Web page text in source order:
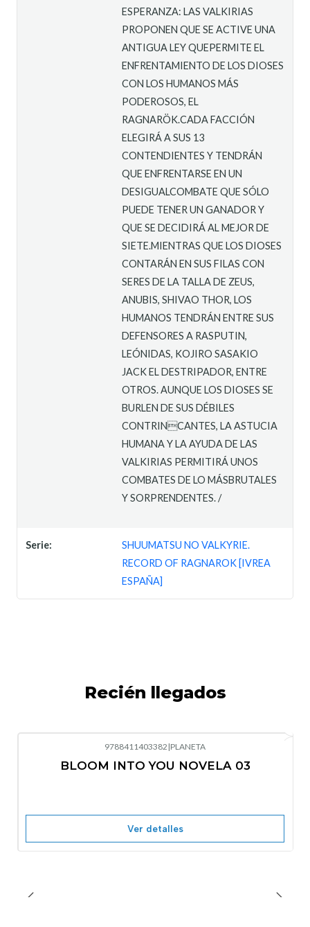
ESPERANZA: LAS VALKIRIAS
PROPONEN QUE SE ACTIVE UNA
ANTIGUA LEY QUEPERMITE EL
ENFRENTAMIENTO DE LOS DIOSES
CON LOS HUMANOS MÁS
PODEROSOS, EL
RAGNARÖK.CADA FACCIÓN
ELEGIRÁ A SUS 13
CONTENDIENTES Y TENDRÁN
QUE ENFRENTARSE EN UN
DESIGUALCOMBATE QUE SÓLO
PUEDE TENER UN GANADOR Y
QUE SE DECIDIRÁ AL MEJOR DE
SIETE.MIENTRAS QUE LOS DIOSES
CONTARÁN EN SUS FILAS CON
SERES DE LA TALLA DE ZEUS,
ANUBIS, SHIVAO THOR, LOS
HUMANOS TENDRÁN ENTRE SUS
DEFENSORES A RASPUTIN,
LEÓNIDAS, KOJIRO SASAKIO
JACK EL DESTRIPADOR, ENTRE
OTROS. AUNQUE LOS DIOSES SE
BURLEN DE SUS DÉBILES
CONTRINCANTES, LA ASTUCIA
HUMANA Y LA AYUDA DE LAS
VALKIRIAS PERMITIRÁ UNOS
COMBATES DE LO MÁSBRUTALES
Y SORPRENDENTES. /
Serie:
SHUUMATSU NO VALKYRIE.
RECORD OF RAGNAROK [IVREA
ESPAÑA]
Recién llegados
Nuevo
9788411403382 |PLANETA
BLOOM INTO YOU NOVELA 03
Ver detalles